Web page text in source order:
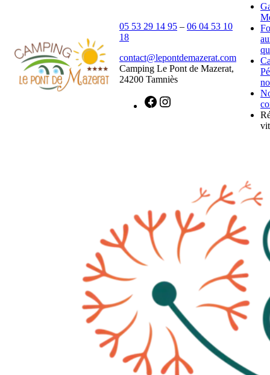
05 53 29 14 95 – 06 04 53 10
18
contact@lepontdemazerat.com
Camping Le Pont de Mazerat,
24200 Tamniès